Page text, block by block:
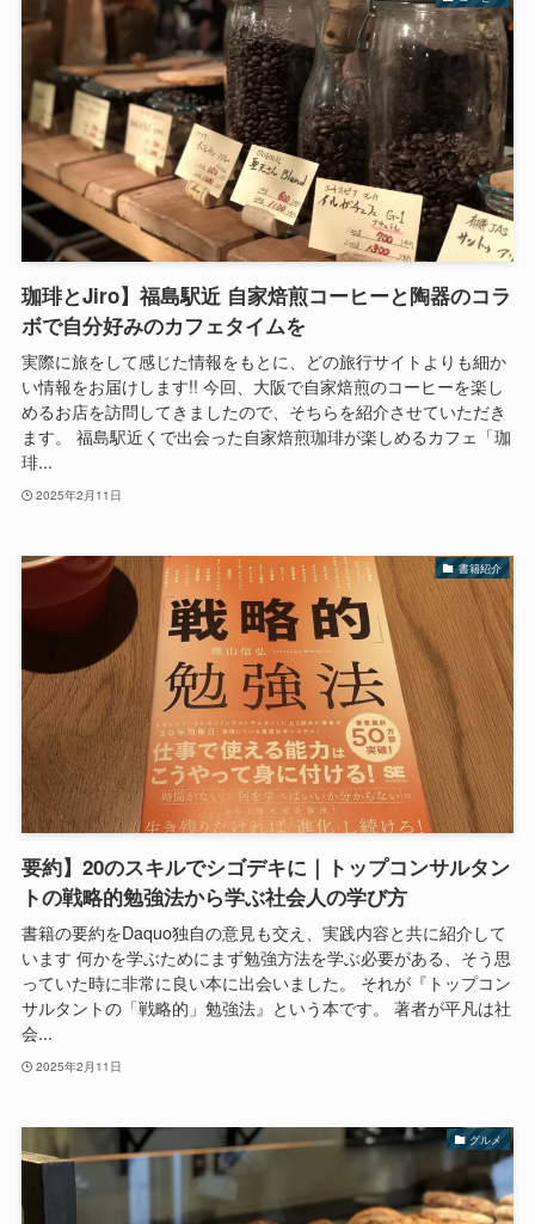
珈琲とJiro】福島駅近 自家焙煎コーヒーと陶器のコラ
ボで自分好みのカフェタイムを
実際に旅をして感じた情報をもとに、どの旅行サイトよりも細か
い情報をお届けします!! 今回、大阪で自家焙煎のコーヒーを楽し
めるお店を訪問してきましたので、そちらを紹介させていただき
ます。 福島駅近くで出会った自家焙煎珈琲が楽しめるカフェ「珈
琲...
2025年2月11日
書籍紹介
要約】20のスキルでシゴデキに｜トップコンサルタン
トの戦略的勉強法から学ぶ社会人の学び方
書籍の要約をDaquo独自の意見も交え、実践内容と共に紹介して
います 何かを学ぶためにまず勉強方法を学ぶ必要がある、そう思
っていた時に非常に良い本に出会いました。 それが『トップコン
サルタントの「戦略的」勉強法』という本です。 著者が平凡は社
会...
2025年2月11日
グルメ